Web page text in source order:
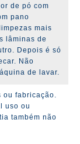
de pó com
pano
mais
lâminas de
Depois é só
Não
de lavar.
ou fabricação.
uso ou
também não